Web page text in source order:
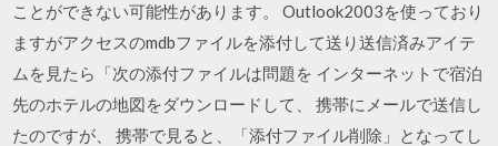
ことができない可能性があります。 Outlook2003を使っており
ますがアクセスのmdbファイルを添付して送り送信済みアイテ
ムを見たら「次の添付ファイルは問題を インターネットで宿泊
先のホテルの地図をダウンロードして、 携帯にメールで送信し
たのですが、 携帯で見ると、「添付ファイル削除」となってし